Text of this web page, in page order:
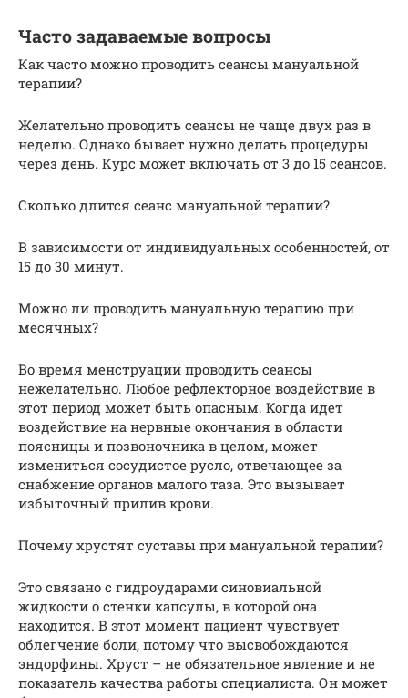
Часто задаваемые вопросы
Как часто можно проводить сеансы мануальной
терапии?
Желательно проводить сеансы не чаще двух раз в
неделю. Однако бывает нужно делать процедуры
через день. Курс может включать от 3 до 15 сеансов.
Сколько длится сеанс мануальной терапии?
В зависимости от индивидуальных особенностей, от
15 до 30 минут.
Можно ли проводить мануальную терапию при
месячных?
Во время менструации проводить сеансы
нежелательно. Любое рефлекторное воздействие в
этот период может быть опасным. Когда идет
воздействие на нервные окончания в области
поясницы и позвоночника в целом, может
измениться сосудистое русло, отвечающее за
снабжение органов малого таза. Это вызывает
избыточный прилив крови.
Почему хрустят суставы при мануальной терапии?
Это связано с гидроударами синовиальной
жидкости о стенки капсулы, в которой она
находится. В этот момент пациент чувствует
облегчение боли, потому что высвобождаются
эндорфины. Хруст – не обязательное явление и не
показатель качества работы специалиста. Он может